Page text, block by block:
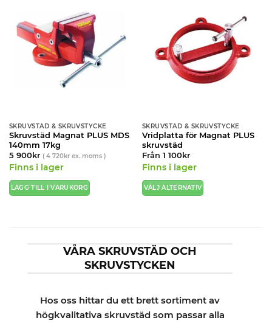
De
olika
alternativen
SKRUVSTÄD & SKRUVSTYCKE
Skruvstäd Magnat PLUS MDS
140mm 17kg
5 900kr ( 4 720krex. moms )
Finns i lager
LÄGG TILL I VARUKORG
SKRUVSTÄD & SKRUVSTYCKE
Vridplatta för Magnat PLUS
skruvstäd
Från 1 100kr
Finns i lager
VÄLJ ALTERNATIV
flera
varianter.
De
alternativen
kan
VÅRA SKRUVSTÄD OCH
SKRUVSTYCKEN
Hos oss hittar du ett brett sortiment av
högkvalitativa skruvstäd som passar alla